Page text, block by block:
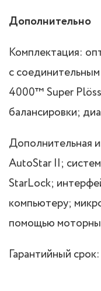
Дополнительно
Комплектация:
с
4000™ Super
балансировки;
Дополнительная
AutoStar II;
StarLock;
компьютеру;
помощью
Гарантийный